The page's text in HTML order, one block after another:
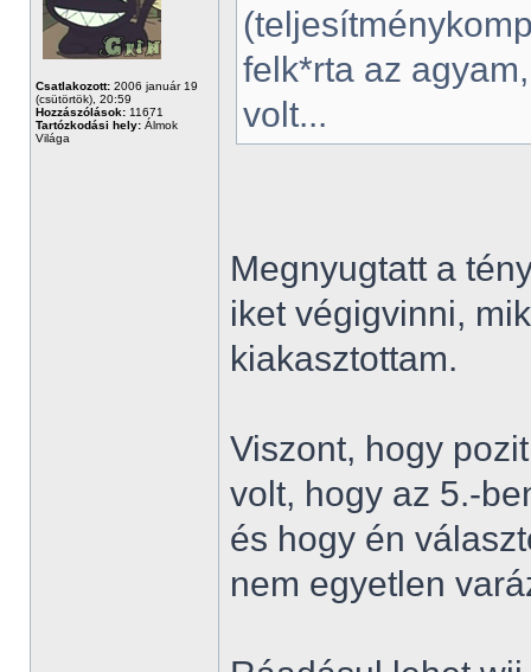
Csatlakozott: 2006 január 19
(csütörtök), 20:59
Hozzászólások: 11671
Tartózkodási hely: Álmok
Világa
felk*rta az
volt...
Megnyugtatt a
iket végigvinni,
kiakasztottam.
Viszont, hogy
volt, hogy az 5.-
és hogy én
nem egyetlen